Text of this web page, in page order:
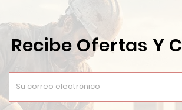
Recibe Ofertas Y